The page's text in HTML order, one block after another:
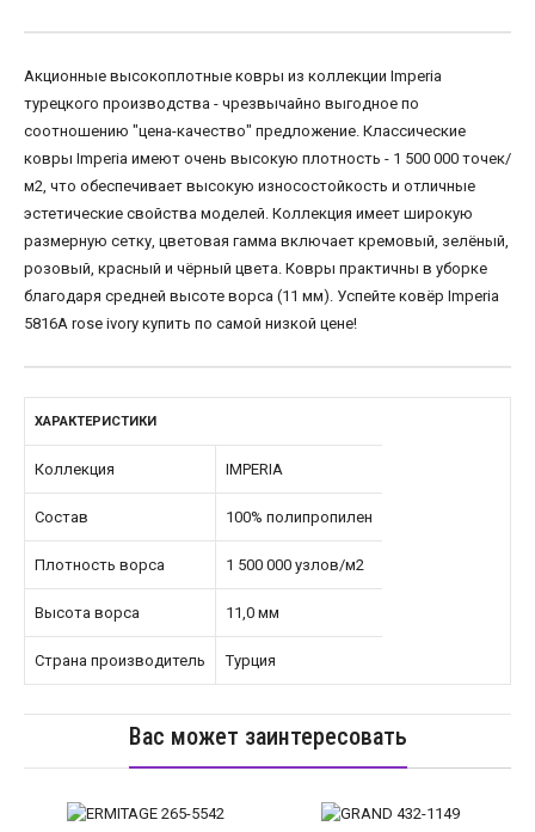
Акционные высокоплотные ковры из коллекции Imperia
турецкого производства - чрезвычайно выгодное по
соотношению "цена-качество" предложение. Классические
ковры Imperia имеют очень высокую плотность - 1 500 000 точек/
м2, что обеспечивает высокую износостойкость и отличные
эстетические свойства моделей. Коллекция имеет широкую
размерную сетку, цветовая гамма включает кремовый, зелёный,
розовый, красный и чёрный цвета. Ковры практичны в уборке
благодаря средней высоте ворса (11 мм). Успейте ковёр Imperia
5816A rose ivory купить по самой низкой цене!
ХАРАКТЕРИСТИКИ
Коллекция IMPERIA
Состав 100% полипропилен
Плотность ворса 1 500 000 узлов/м2
Высота ворса 11,0 мм
Страна производитель Турция
Вас может заинтересовать